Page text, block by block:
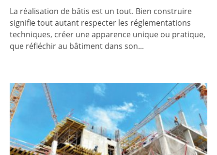
La réalisation de bâtis est un tout. Bien construire
signifie tout autant respecter les réglementations
techniques, créer une apparence unique ou pratique,
que réfléchir au bâtiment dans son...